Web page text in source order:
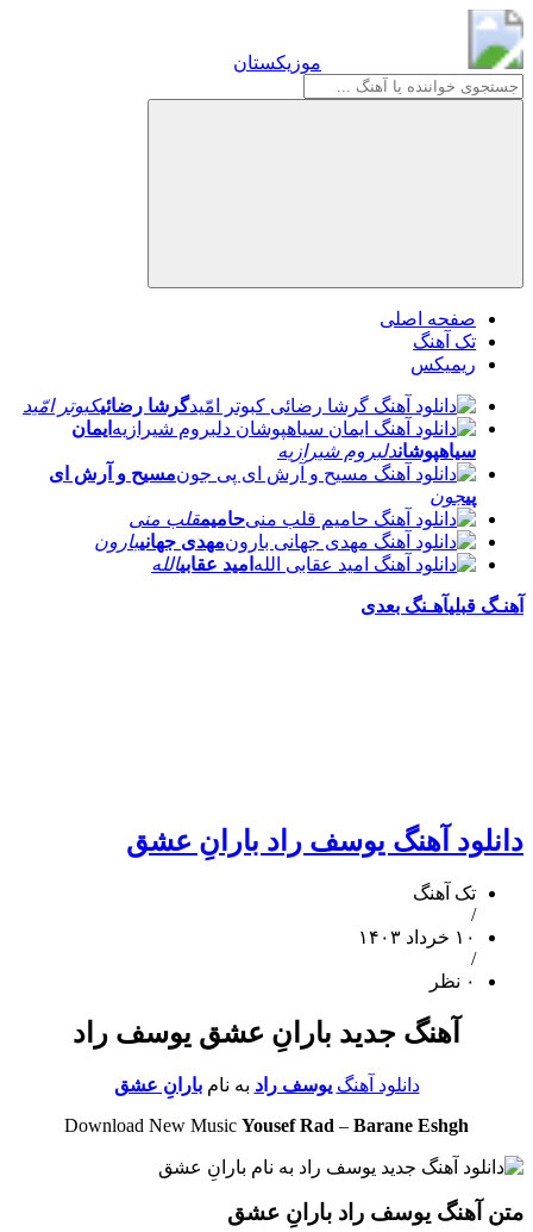
موزیکستان
صفحه اصلی
تک آهنگ
ریمیکس
گرشا رضائیکبوتر امّید
ایمان
سیاهپوشاندلبروم شیرازیه
مسیح و آرش ای
پیجون
حامیمقلب منی
مهدی جهانیبارون
امید عقابیالله
آهنـگ قبلیآهـنگ بعدی
دانلود آهنگ یوسف راد بارانِ عشق
تک آهنگ
/
۱۰ خرداد ۱۴۰۳
/
۰ نظر
آهنگ جدید بارانِ عشق یوسف راد
دانلود آهنگ یوسف راد به نامبارانِ عشق
Download New Music Yousef Rad – Barane Eshgh
متن آهنگ یوسف راد بارانِ عشق